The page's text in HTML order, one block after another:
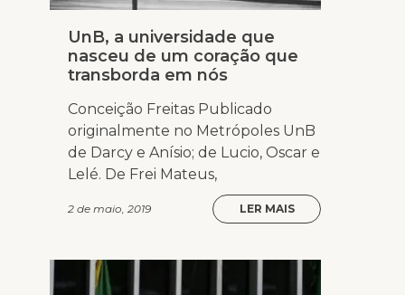
UnB, a universidade que
nasceu de um coração que
transborda em nós
Conceição Freitas Publicado
originalmente no Metrópoles UnB
de Darcy e Anísio; de Lucio, Oscar e
Lelé. De Frei Mateus,
2 de maio, 2019 LER MAIS